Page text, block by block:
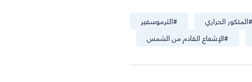
#الثرموسفير #المتكور الحراري
#الإشعاع القادم من الشمس